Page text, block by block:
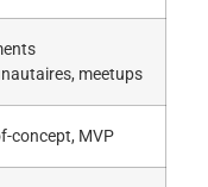
meetups
concept, MVP